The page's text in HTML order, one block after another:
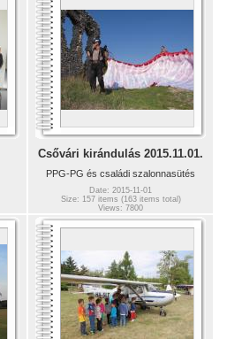
Csővári kirándulás 2015.11.01.
PPG-PG és családi szalonnasütés
Date: 2015-11-01
Size: 157 items (163 items total)
Views: 7800